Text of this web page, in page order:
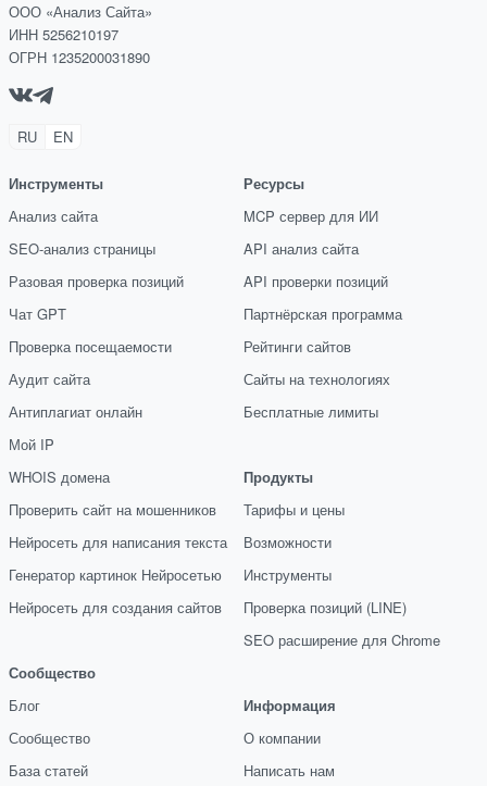
ООО «Анализ Сайта»
ИНН 5256210197
ОГРН 1235200031890
RU EN
Инструменты
Анализ сайта
SEO-анализ страницы
Разовая проверка позиций
Чат GPT
Проверка посещаемости
Аудит сайта
Антиплагиат онлайн
Мой IP
WHOIS домена
Проверить сайт на мошенников
Нейросеть для написания текста
Генератор картинок Нейросетью
Нейросеть для создания сайтов
Сообщество
Блог
Сообщество
База статей
Ресурсы
MCP сервер для ИИ
API анализ сайта
API проверки позиций
Партнёрская программа
Рейтинги сайтов
Сайты на технологиях
Бесплатные лимиты
Продукты
Тарифы и цены
Возможности
Инструменты
Проверка позиций (LINE)
SEO расширение для Chrome
Информация
О компании
Написать нам